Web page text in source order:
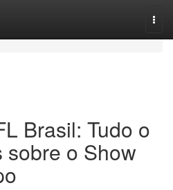
Brasil: Tudo o
o Show